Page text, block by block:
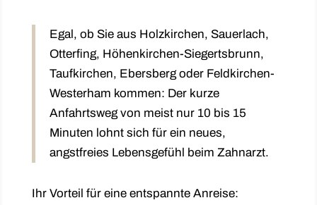
Egal, ob Sie aus Holzkirchen, Sauerlach,
Otterfing, Höhenkirchen-Siegertsbrunn,
Taufkirchen, Ebersberg oder Feldkirchen-
Westerham kommen: Der kurze
Anfahrtsweg von meist nur 10 bis 15
Minuten lohnt sich für ein neues,
angstfreies Lebensgefühl beim Zahnarzt.
Ihr Vorteil für eine entspannte Anreise: